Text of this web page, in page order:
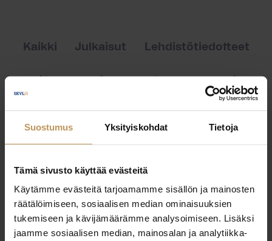
Suostumus Yksityiskohdat Tietoja
Tämä sivusto käyttää evästeitä
Käytämme evästeitä tarjoamamme sisällön ja mainosten
räätälöimiseen, sosiaalisen median ominaisuuksien
tukemiseen ja kävijämäärämme analysoimiseen. Lisäksi
jaamme sosiaalisen median, mainosalan ja analytiikka-
Kaikki Julkaisut Lehdistötiedotteet